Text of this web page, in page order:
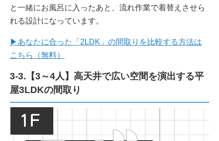
と一緒にお風呂に入ったあと、流れ作業で着替えさせら
れる設計になっています。
▶あなたに合った「2LDK」の間取りを比較する方法は
こちら（無料）
3-3.【3～4人】高天井で広い空間を演出する平
屋3LDKの間取り